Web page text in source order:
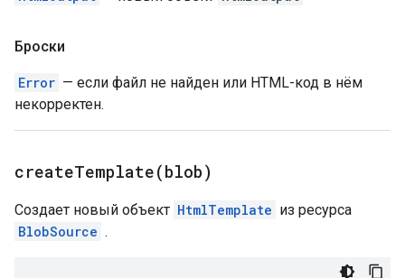
Броски
Error — если файл не найден или HTML-код в нём
некорректен.
createTemplate(blob)
Создает новый объект HtmlTemplate из ресурса
BlobSource .